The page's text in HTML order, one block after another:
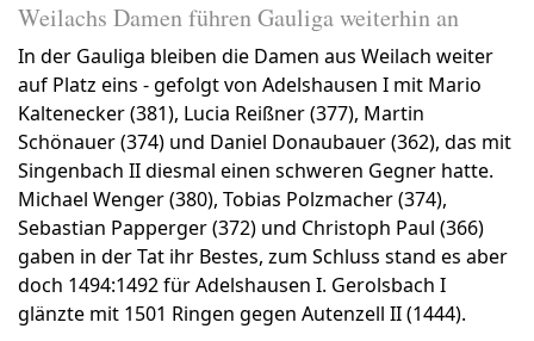
Weilachs Damen führen Gauliga weiterhin an
In der Gauliga bleiben die Damen aus Weilach weiter
auf Platz eins - gefolgt von Adelshausen I mit Mario
Kaltenecker (381), Lucia Reißner (377), Martin
Schönauer (374) und Daniel Donaubauer (362), das mit
Singenbach II diesmal einen schweren Gegner hatte.
Michael Wenger (380), Tobias Polzmacher (374),
Sebastian Papperger (372) und Christoph Paul (366)
gaben in der Tat ihr Bestes, zum Schluss stand es aber
doch 1494:1492 für Adelshausen I. Gerolsbach I
glänzte mit 1501 Ringen gegen Autenzell II (1444).